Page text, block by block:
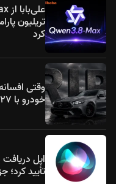
تریلیون
کرد
وقتی
خودرو با ۲۷ محصول در سال ۲۰۲۶
تأیید کرد؛